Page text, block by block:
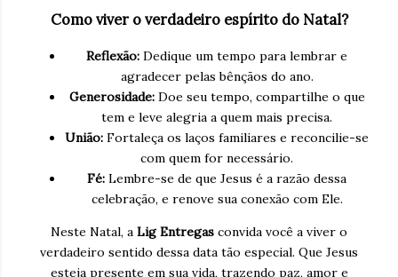
Como viver o verdadeiro espírito do Natal?
Reflexão: Dedique um tempo para lembrar e
agradecer pelas bênçãos do ano.
Generosidade:Doe seu tempo, compartilhe o que
tem e leve alegria a quem mais precisa.
União: Fortaleça os laços familiares e reconcilie-se
com quem for necessário.
Fé: Lembre-se de que Jesus é a razão dessa
celebração, e renove sua conexão com Ele.
Neste Natal, a Lig Entregas convida você a viver o
verdadeiro sentido dessa data tão especial. Que Jesus
esteja presente em sua vida, trazendo paz, amor e